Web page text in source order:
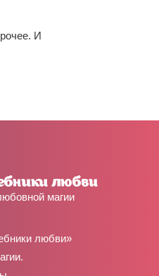
И
магии
любви»